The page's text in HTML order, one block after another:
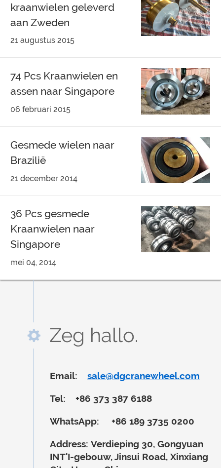
kraanwielen geleverd
aan Zweden
21 augustus 2015
74 Pcs Kraanwielen en
assen naar Singapore
06 februari 2015
Gesmede wielen naar
Brazilië
21 december 2014
36 Pcs gesmede
Kraanwielen naar
Singapore
mei 04, 2014
Zeg hallo.
Email: sale@dgcranewheel.com
Tel: +86 373 387 6188
WhatsApp: +86 189 3735 0200
Address: Verdieping 30, Gongyuan
INT'I-gebouw, Jinsui Road, Xinxiang